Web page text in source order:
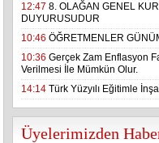
12:47 8. OLAĞAN GENEL
DUYURUSUDUR
10:46 ÖĞRETMENLER
10:36 Gerçek Zam Enflasyon
Verilmesi İle Mümkün Olur.
14:14 Türk Yüzyılı Eğitimle
Üyelerimizden